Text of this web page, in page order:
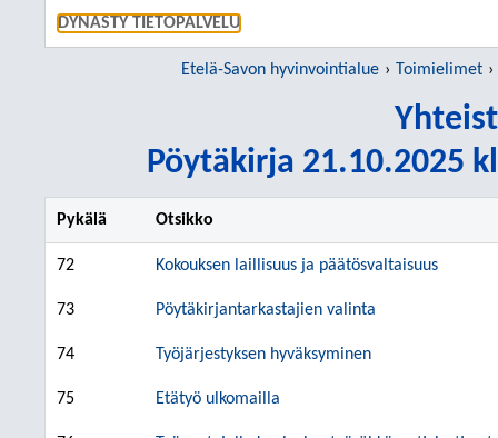
DYNASTY TIETOPALVELU
Etelä-Savon hyvinvointialue Toimielimet
Pöytäkirja 21.10.2025
Pykälä Otsikko
72 Kokouksen laillisuus ja päätösvaltaisuus
73 Pöytäkirjantarkastajien valinta
74 Työjärjestyksen hyväksyminen
75 Etätyö ulkomailla